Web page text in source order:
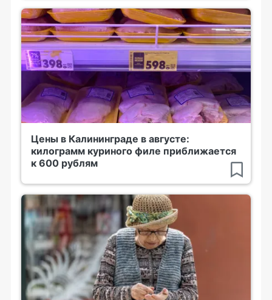
Цены в Калининграде в августе:
килограмм куриного филе приближается
к 600 рублям